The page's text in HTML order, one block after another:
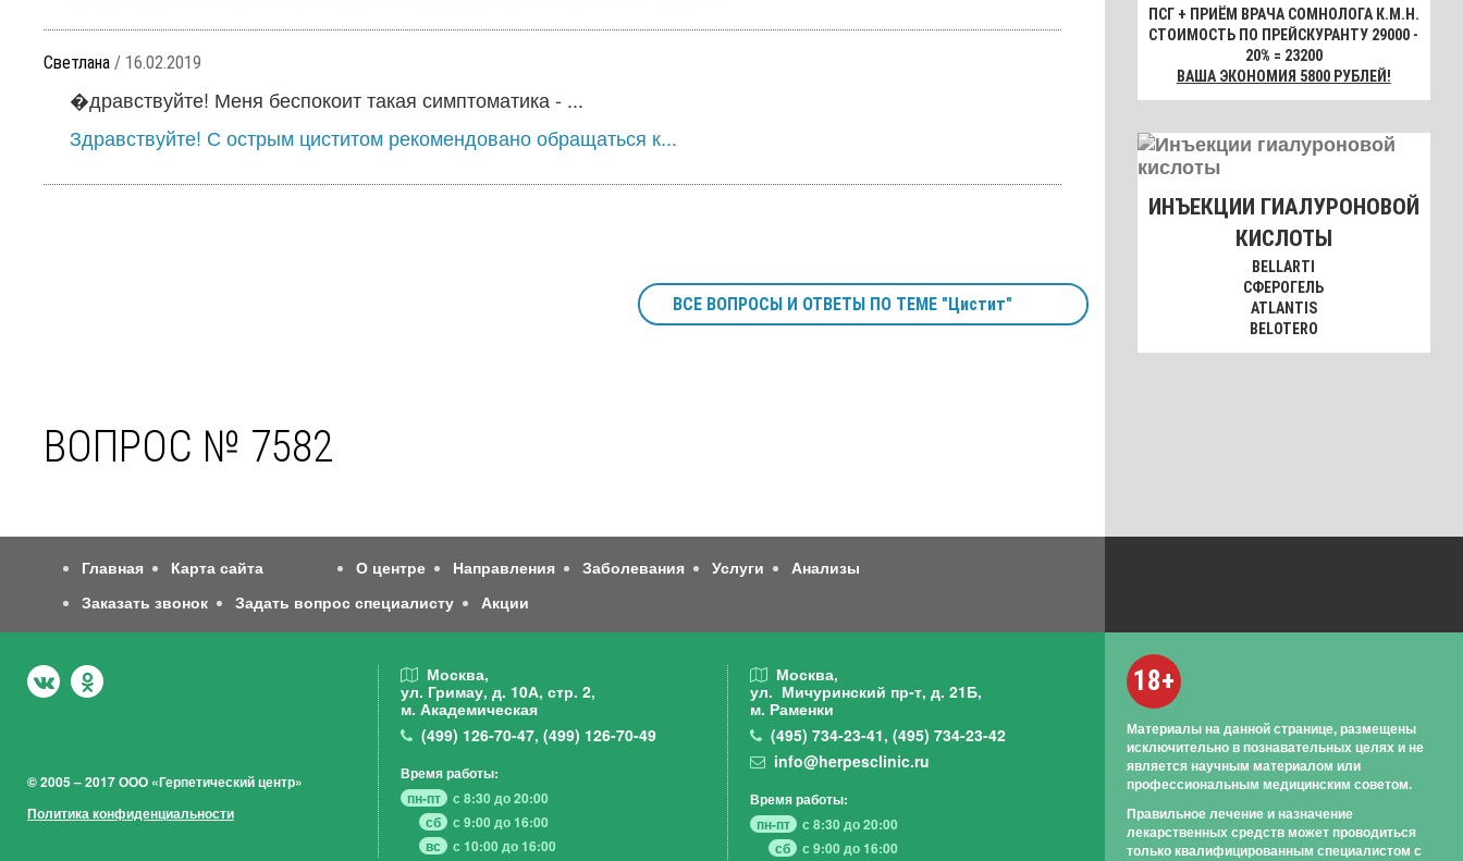
Светлана / 16.02.2019
�дравствуйте! Меня беспокоит такая симптоматика - ...
Здравствуйте! С острым циститом рекомендовано обращаться к...
ВСЕ ВОПРОСЫ И ОТВЕТЫ ПО ТЕМЕ "Цистит"
ВОПРОС № 7582
ПСГ + ПРИЁМ ВРАЧА СОМНОЛОГА К.М.Н.
СТОИМОСТЬ ПО ПРЕЙСКУРАНТУ 29000 -
20% = 23200
ВАША ЭКОНОМИЯ 5800 РУБЛЕЙ!
ИНЪЕКЦИИ ГИАЛУРОНОВОЙ
КИСЛОТЫ
BELLARTI
СФЕРОГЕЛЬ
ATLANTIS
BELOTERO
Главная Карта сайта О центре Направления Заболевания Услуги
Анализы
Заказать звонок
Задать вопрос специалисту Акции
© 2005 – 2017 ООО «Герпетический центр»
Политика конфиденциальности
Москва,
ул. Гримау, д. 10А, стр. 2,
м. Академическая
(499) 126-70-47, (499) 126-70-49
Время работы:
пн-пт
с 8:30 до 20:00
сб
с 9:00 до 16:00
вс
с 10:00 до 16:00
Москва,
ул. Мичуринский пр-т, д. 21Б,
м. Раменки
(495)734-23-41,(495)734-23-42
info@herpesclinic.ru
Время работы:
пн-пт
с 8:30 до 20:00
сб
с 9:00 до 16:00
18+
Материалы на данной странице, размещены
исключительно в познавательных целях и не
является научным материалом или
профессиональным медицинским советом.
Правильное лечение и назначение
лекарственных средств может проводиться
только квалифицированным специалистом с